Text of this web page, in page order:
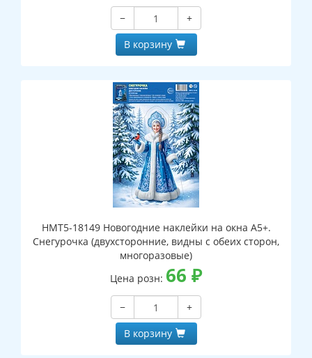
−
+
В корзину
НМТ5-18149 Новогодние наклейки на окна А5+.
Снегурочка (двухсторонние, видны с обеих сторон,
многоразовые)
Цена розн: 66 ₽
−
+
В корзину